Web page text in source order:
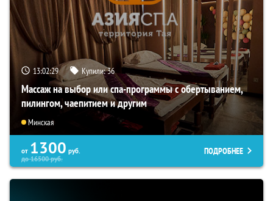
13:02:28 Купили:36
Массаж на выбор или спа-программы с обертыванием,
пилингом, чаепитием и другим
Минская
от 1300 руб.
до16500руб.
ПОДРОБНЕЕ